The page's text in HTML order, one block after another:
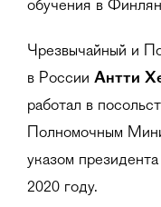
обучения в
Чрезвычайный и
в России Антти
работал в
Полномочным
указом
2020 году.